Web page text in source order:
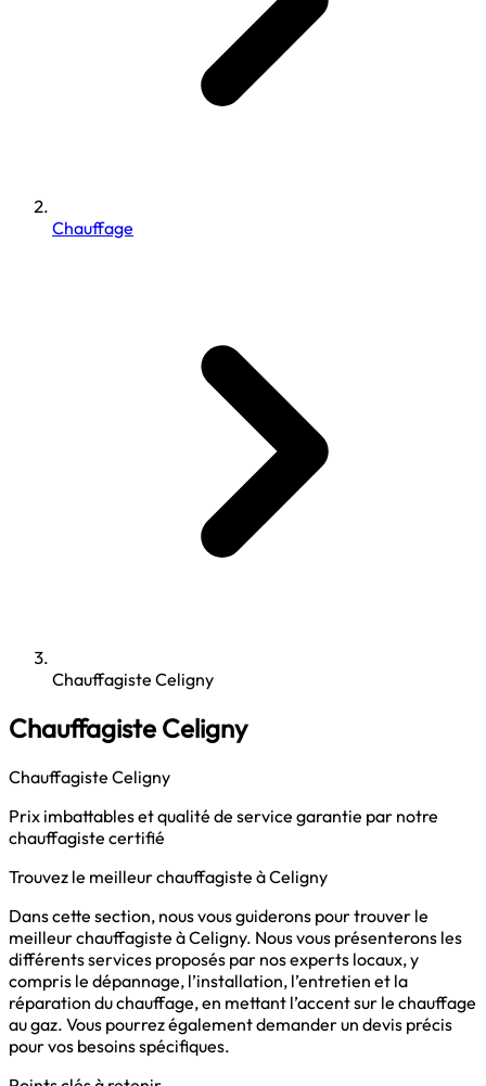
Chauffage
Chauffagiste Celigny
Chauffagiste Celigny
Chauffagiste Celigny
Prix imbattables et qualité de service garantie par notre
chauffagiste certifié
Trouvez le meilleur chauffagiste à Celigny
Dans cette section, nous vous guiderons pour trouver le
meilleur chauffagiste à Celigny. Nous vous présenterons les
différents services proposés par nos experts locaux, y
compris le dépannage, l’installation, l’entretien et la
réparation du chauffage, en mettant l’accent sur le chauffage
au gaz. Vous pourrez également demander un devis précis
pour vos besoins spécifiques.